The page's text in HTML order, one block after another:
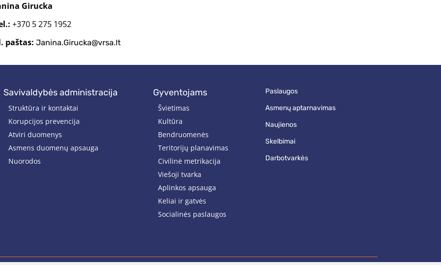
Girucka
+370 5 275 1952
paštas:Janina.Girucka@vrsa.lt
savivaldybės administracija
Struktūra ir kontaktai
Korupcijos prevencija
Atviri duomenys
Asmens duomenų apsauga
Nuorodos
gyventojams
Švietimas
Kultūra
Bendruomenės
Teritorijų planavimas
Civilinė metrikacija
Viešoji tvarka
Aplinkos apsauga
Keliai ir gatvės
Socialinės paslaugos
paslaugos
asmenų aptarnavimas
naujienos
skelbimai
darbotvarkės